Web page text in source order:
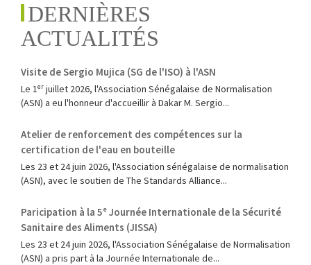
DERNIÈRES
ACTUALITÉS
Visite de Sergio Mujica (SG de l'ISO) à l'ASN
Le 1ᵉʳ juillet 2026, l'Association Sénégalaise de Normalisation
(ASN) a eu l'honneur d'accueillir à Dakar M. Sergio...
Atelier de renforcement des compétences sur la
certification de l'eau en bouteille
Les 23 et 24 juin 2026, l'Association sénégalaise de normalisation
(ASN), avec le soutien de The Standards Alliance...
Paricipation à la 5ᵉ Journée Internationale de la Sécurité
Sanitaire des Aliments (JISSA)
‎Les 23 et 24 juin 2026, l'Association Sénégalaise de Normalisation
(ASN) a pris part à la Journée Internationale de...